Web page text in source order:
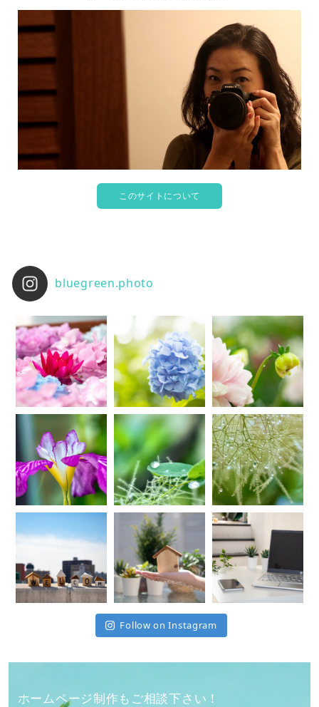
このサイトについて
bluegreen.photo
Follow on Instagram
ホームページ制作もご相談下さい！